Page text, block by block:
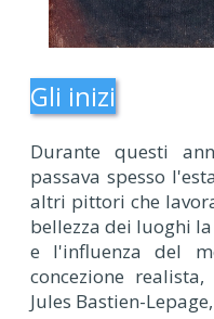
Gli inizi
Durante questi
passava spesso
altri pittori che
bellezza dei luoghi
e l'influenza del
concezione
Jules Bastien-